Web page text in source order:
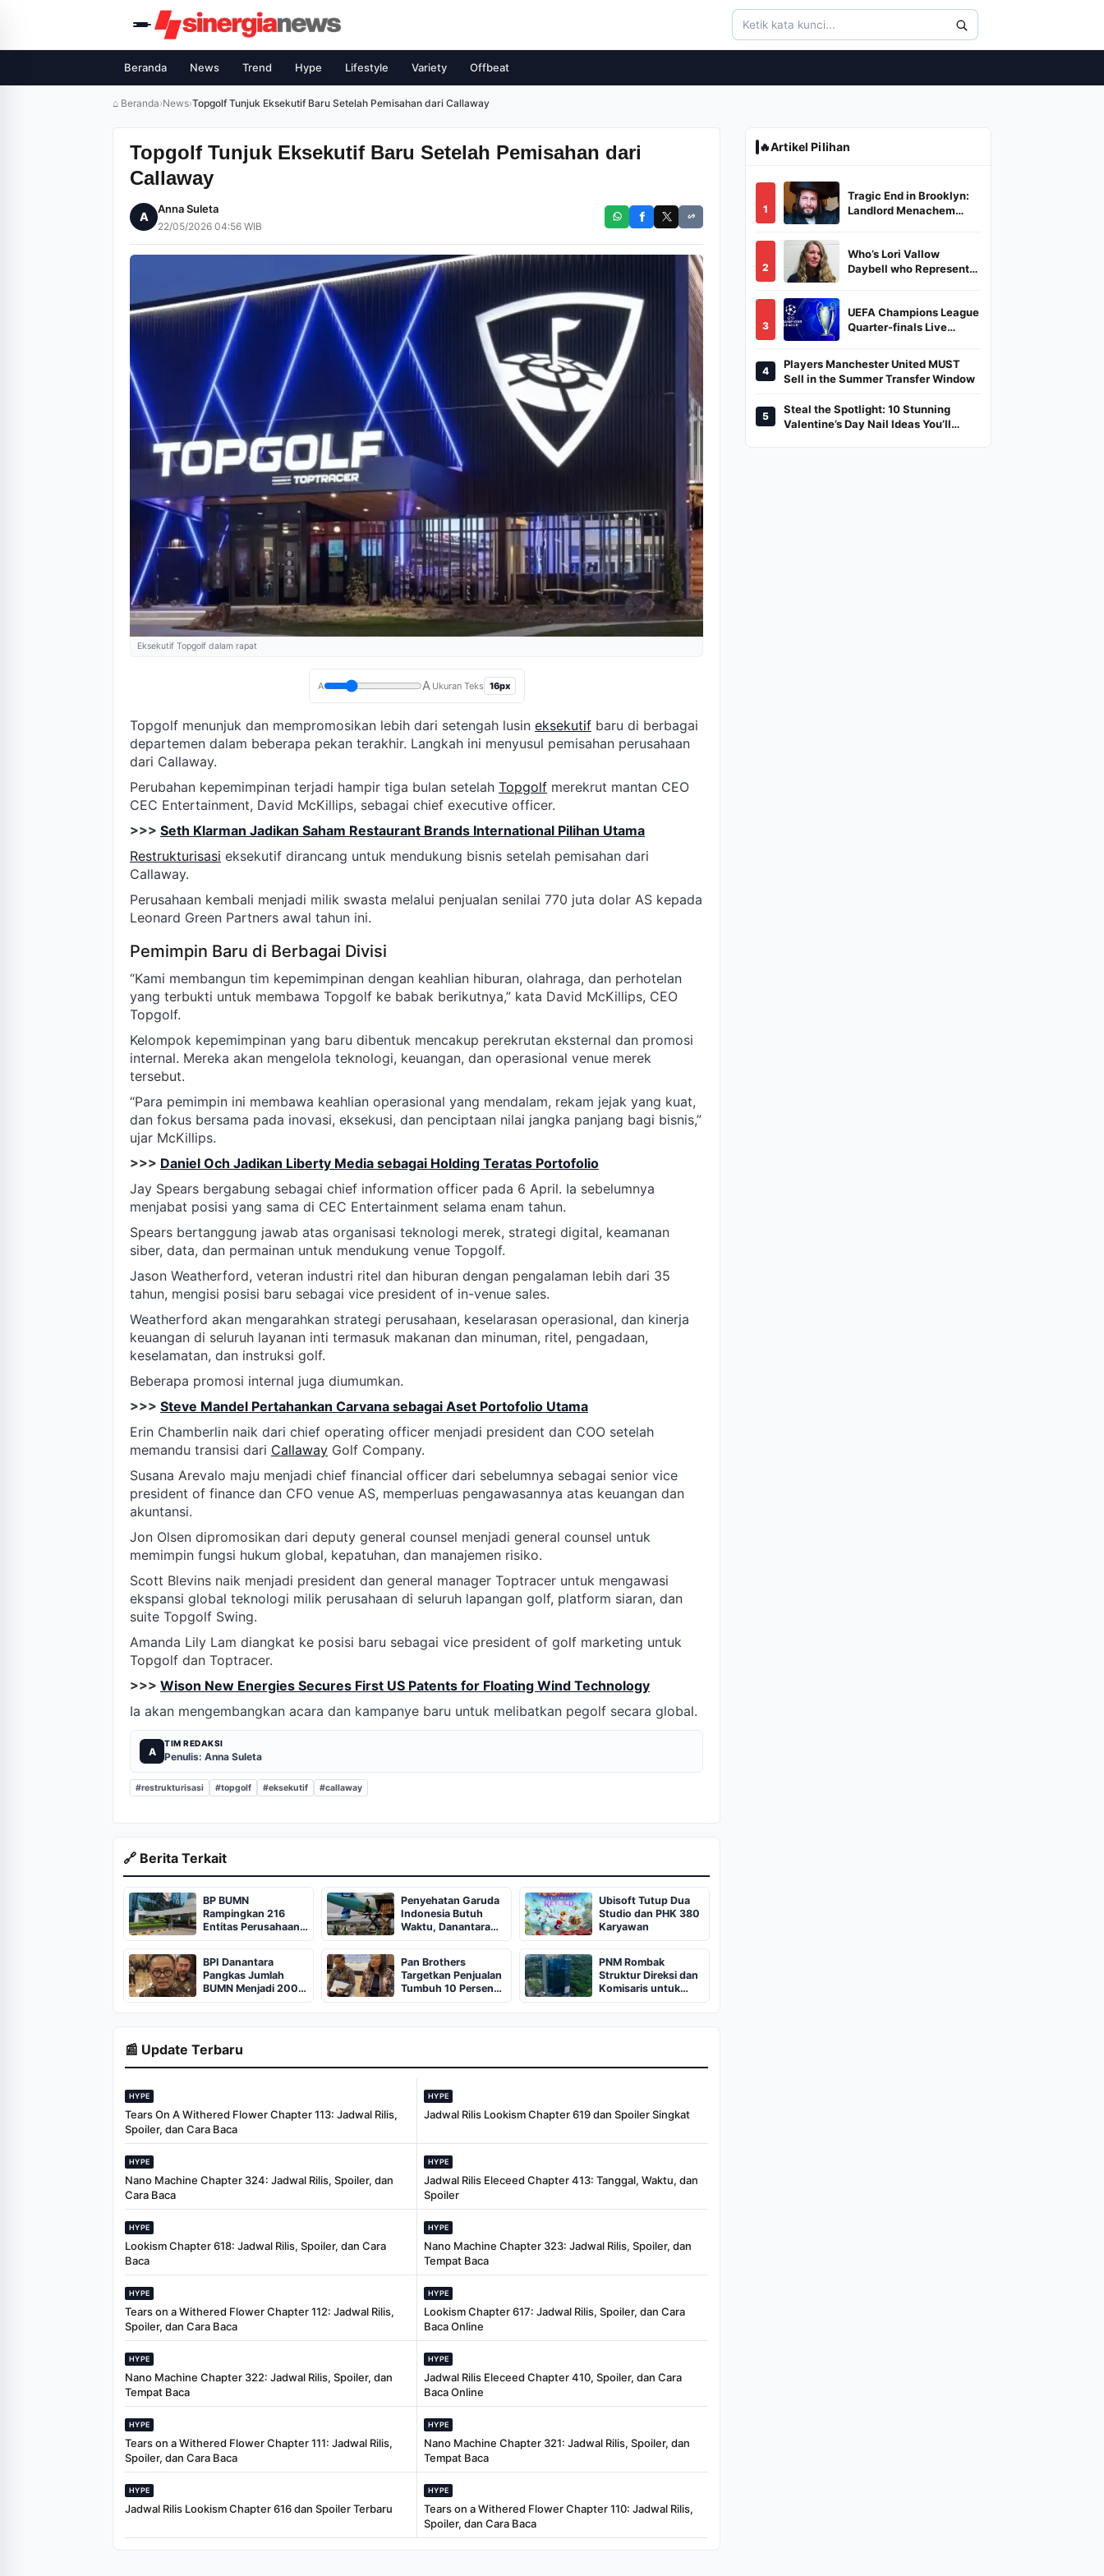
Beranda News Trend Hype Lifestyle Variety Offbeat
⌂ Beranda›News›Topgolf Tunjuk Eksekutif Baru Setelah Pemisahan dari Callaway
Topgolf Tunjuk Eksekutif Baru Setelah Pemisahan dari
Callaway
A
Anna Suleta
22/05/2026 04:56 WIB
Eksekutif Topgolf dalam rapat
A A Ukuran Teks 16px
Topgolf menunjuk dan mempromosikan lebih dari setengah lusin eksekutif baru di berbagai
departemen dalam beberapa pekan terakhir. Langkah ini menyusul pemisahan perusahaan
dari Callaway.
Perubahan kepemimpinan terjadi hampir tiga bulan setelah Topgolf merekrut mantan CEO
CEC Entertainment, David McKillips, sebagai chief executive officer.
>>> Seth Klarman Jadikan Saham Restaurant Brands International Pilihan Utama
Restrukturisasi eksekutif dirancang untuk mendukung bisnis setelah pemisahan dari
Callaway.
Perusahaan kembali menjadi milik swasta melalui penjualan senilai 770 juta dolar AS kepada
Leonard Green Partners awal tahun ini.
Pemimpin Baru di Berbagai Divisi
“Kami membangun tim kepemimpinan dengan keahlian hiburan, olahraga, dan perhotelan
yang terbukti untuk membawa Topgolf ke babak berikutnya,” kata David McKillips, CEO
Topgolf.
Kelompok kepemimpinan yang baru dibentuk mencakup perekrutan eksternal dan promosi
internal. Mereka akan mengelola teknologi, keuangan, dan operasional venue merek
tersebut.
“Para pemimpin ini membawa keahlian operasional yang mendalam, rekam jejak yang kuat,
dan fokus bersama pada inovasi, eksekusi, dan penciptaan nilai jangka panjang bagi bisnis,”
ujar McKillips.
>>> Daniel Och Jadikan Liberty Media sebagai Holding Teratas Portofolio
Jay Spears bergabung sebagai chief information officer pada 6 April. Ia sebelumnya
menjabat posisi yang sama di CEC Entertainment selama enam tahun.
Spears bertanggung jawab atas organisasi teknologi merek, strategi digital, keamanan
siber, data, dan permainan untuk mendukung venue Topgolf.
Jason Weatherford, veteran industri ritel dan hiburan dengan pengalaman lebih dari 35
tahun, mengisi posisi baru sebagai vice president of in-venue sales.
Weatherford akan mengarahkan strategi perusahaan, keselarasan operasional, dan kinerja
keuangan di seluruh layanan inti termasuk makanan dan minuman, ritel, pengadaan,
keselamatan, dan instruksi golf.
Beberapa promosi internal juga diumumkan.
>>> Steve Mandel Pertahankan Carvana sebagai Aset Portofolio Utama
Erin Chamberlin naik dari chief operating officer menjadi president dan COO setelah
memandu transisi dari Callaway Golf Company.
Susana Arevalo maju menjadi chief financial officer dari sebelumnya sebagai senior vice
president of finance dan CFO venue AS, memperluas pengawasannya atas keuangan dan
akuntansi.
Jon Olsen dipromosikan dari deputy general counsel menjadi general counsel untuk
memimpin fungsi hukum global, kepatuhan, dan manajemen risiko.
Scott Blevins naik menjadi president dan general manager Toptracer untuk mengawasi
ekspansi global teknologi milik perusahaan di seluruh lapangan golf, platform siaran, dan
suite Topgolf Swing.
Amanda Lily Lam diangkat ke posisi baru sebagai vice president of golf marketing untuk
Topgolf dan Toptracer.
>>> Wison New Energies Secures First US Patents for Floating Wind Technology
Ia akan mengembangkan acara dan kampanye baru untuk melibatkan pegolf secara global.
A
TIM REDAKSI
Penulis: Anna Suleta
#restrukturisasi #topgolf #eksekutif #callaway
🔗 Berita Terkait
BP BUMN
Rampingkan 216
Entitas Perusahaan
Negara
Penyehatan Garuda
Indonesia Butuh
Waktu, Danantara
Suntik Rp23,6 Triliun
Ubisoft Tutup Dua
Studio dan PHK 380
Karyawan
BPI Danantara
Pangkas Jumlah
BUMN Menjadi 200-
300 Perusahaan
Pan Brothers
Targetkan Penjualan
Tumbuh 10 Persen
pada 2026
PNM Rombak
Struktur Direksi dan
Komisaris untuk
Perkuat
Kepemimpinan
📰 Update Terbaru
HYPE
Tears On A Withered Flower Chapter 113: Jadwal Rilis,
Spoiler, dan Cara Baca
HYPE
Jadwal Rilis Lookism Chapter 619 dan Spoiler Singkat
HYPE
Nano Machine Chapter 324: Jadwal Rilis, Spoiler, dan
Cara Baca
HYPE
Jadwal Rilis Eleceed Chapter 413: Tanggal, Waktu, dan
Spoiler
HYPE
Lookism Chapter 618: Jadwal Rilis, Spoiler, dan Cara
Baca
HYPE
Nano Machine Chapter 323: Jadwal Rilis, Spoiler, dan
Tempat Baca
HYPE
Tears on a Withered Flower Chapter 112: Jadwal Rilis,
Spoiler, dan Cara Baca
HYPE
Lookism Chapter 617: Jadwal Rilis, Spoiler, dan Cara
Baca Online
HYPE
Nano Machine Chapter 322: Jadwal Rilis, Spoiler, dan
Tempat Baca
HYPE
Jadwal Rilis Eleceed Chapter 410, Spoiler, dan Cara
Baca Online
HYPE
Tears on a Withered Flower Chapter 111: Jadwal Rilis,
Spoiler, dan Cara Baca
HYPE
Nano Machine Chapter 321: Jadwal Rilis, Spoiler, dan
Tempat Baca
HYPE
Jadwal Rilis Lookism Chapter 616 dan Spoiler Terbaru
HYPE
Tears on a Withered Flower Chapter 110: Jadwal Rilis,
Spoiler, dan Cara Baca
🔥Artikel Pilihan
1
Tragic End in Brooklyn:
Landlord Menachem
Burned in a Dumpster
2
Who’s Lori Vallow
Daybell who Represents
3
UEFA Champions League
Quarter-finals Live
And Where To Watch
4
Players Manchester United MUST
Sell in the Summer Transfer Window
5
Steal the Spotlight: 10 Stunning
Valentine’s Day Nail Ideas You’ll